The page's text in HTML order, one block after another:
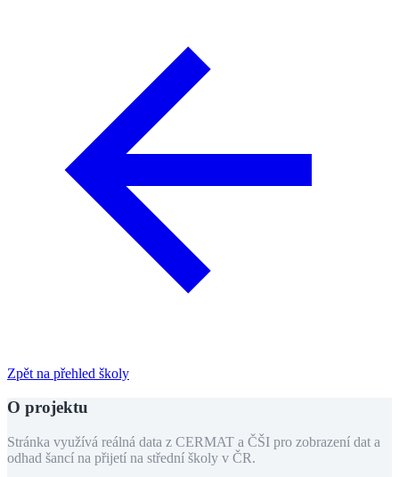
Zpět na přehled školy
O projektu
Stránka využívá reálná data z CERMAT a ČŠI pro zobrazení dat a
odhad šancí na přijetí na střední školy v ČR.